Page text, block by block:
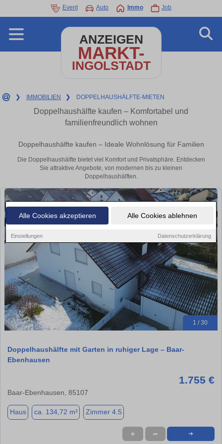
Alle Cookies akzeptieren Alle Cookies ablehnen
Einstellungen Datenschutzerklärung
Event Auto Immo Job
ANZEIGEN
MARKT-
INGOLSTADT
❯ IMMOBILIEN ❯ DOPPELHAUSHÄLFTE-MIETEN
Doppelhaushälfte kaufen – Komfortabel und
familienfreundlich wohnen
Doppelhaushälfte kaufen – Ideale Wohnlösung für Familien
Die Doppelhaushälfte bietet viel Komfort und Privatsphäre. Entdecken
Sie attraktive Angebote, von modernen bis zu kleinen
Doppelhaushälften.
1 / 30
Doppelhaushälfte mit Garten in ruhiger Lage – Baar-
Ebenhausen
1.755 €
Baar-Ebenhausen, 85107
Haus ca. 134,72 m² Zimmer 4.5
★ ➦ ➜